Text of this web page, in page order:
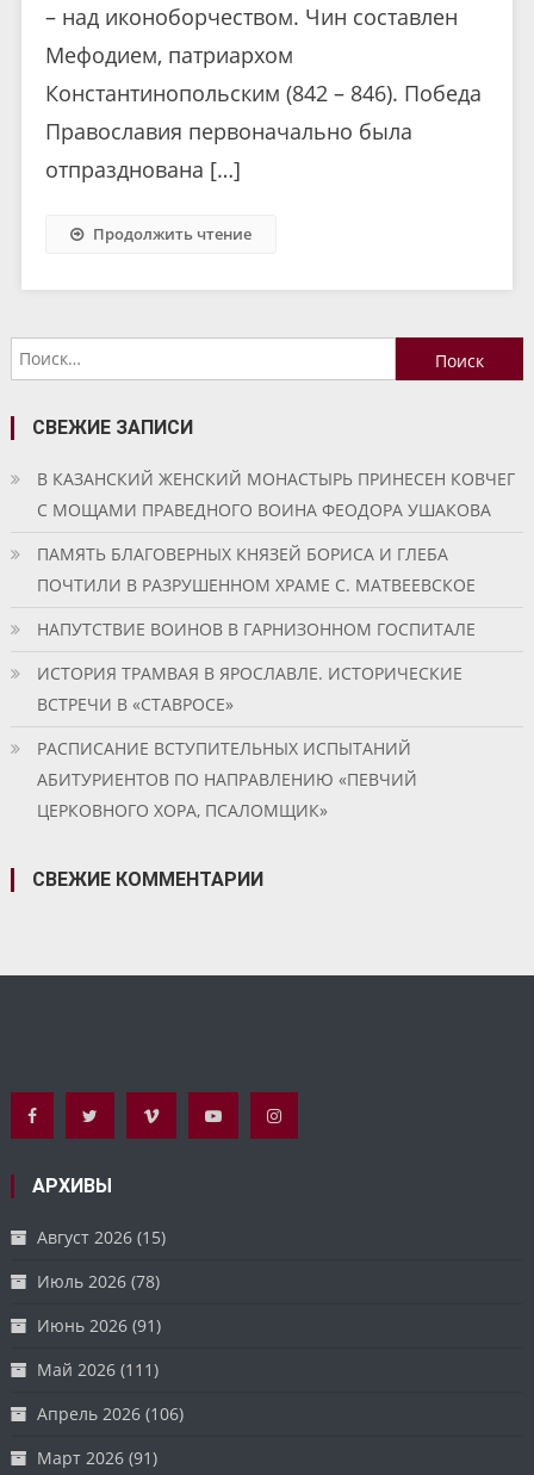
– над иконоборчеством. Чин составлен
Мефодием, патриархом
Константинопольским (842 – 846). Победа
Православия первоначально была
отпразднована […]
Продолжить чтение
Найти:
СВЕЖИЕ ЗАПИСИ
В КАЗАНСКИЙ ЖЕНСКИЙ МОНАСТЫРЬ ПРИНЕСЕН КОВЧЕГ
С МОЩАМИ ПРАВЕДНОГО ВОИНА ФЕОДОРА УШАКОВА
ПАМЯТЬ БЛАГОВЕРНЫХ КНЯЗЕЙ БОРИСА И ГЛЕБА
ПОЧТИЛИ В РАЗРУШЕННОМ ХРАМЕ С. МАТВЕЕВСКОЕ
НАПУТСТВИЕ ВОИНОВ В ГАРНИЗОННОМ ГОСПИТАЛЕ
ИСТОРИЯ ТРАМВАЯ В ЯРОСЛАВЛЕ. ИСТОРИЧЕСКИЕ
ВСТРЕЧИ В «СТАВРОСЕ»
РАСПИСАНИЕ ВСТУПИТЕЛЬНЫХ ИСПЫТАНИЙ
АБИТУРИЕНТОВ ПО НАПРАВЛЕНИЮ «ПЕВЧИЙ
ЦЕРКОВНОГО ХОРА, ПСАЛОМЩИК»
СВЕЖИЕ КОММЕНТАРИИ
АРХИВЫ
Август 2026 (15)
Июль 2026 (78)
Июнь 2026 (91)
Май 2026 (111)
Апрель 2026 (106)
Март 2026 (91)